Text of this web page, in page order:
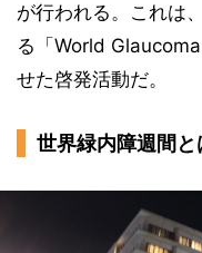
が行われる。これは
る「World
せた啓発活動だ。
世界緑内障週間と